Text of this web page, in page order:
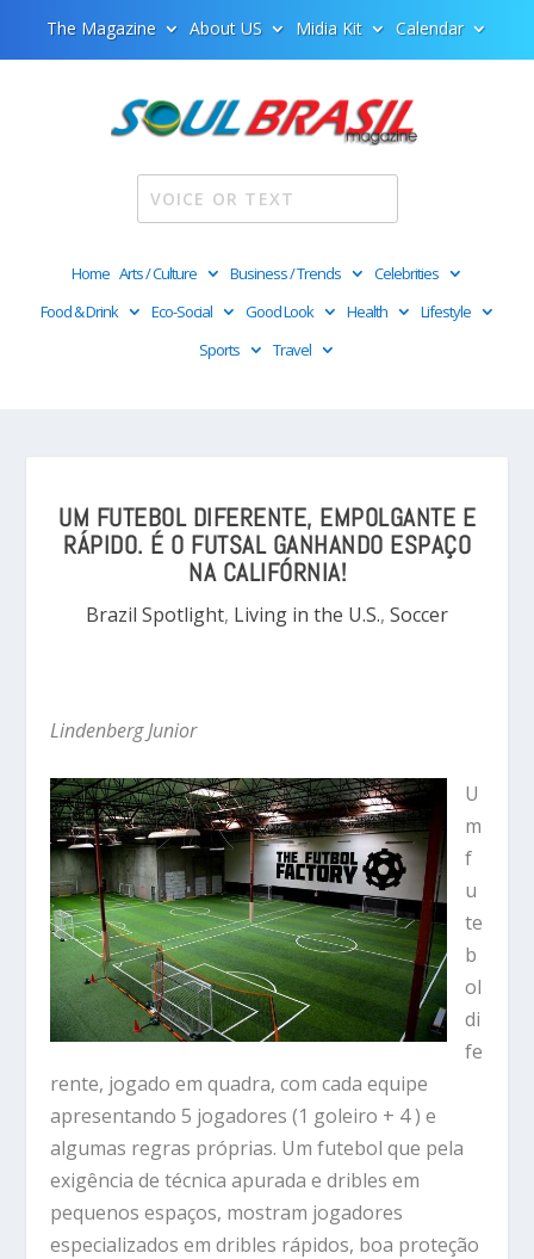
The Magazine About US Midia Kit Calendar
Home Arts / Culture Business / Trends
Celebrities
Food & Drink
Eco-Social Good Look Health
Lifestyle
Sports
Travel
UM FUTEBOL DIFERENTE, EMPOLGANTE E
RÁPIDO. É O FUTSAL GANHANDO ESPAÇO
NA CALIFÓRNIA!
Brazil Spotlight, Living in the U.S., Soccer
Lindenberg Junior
U
m
f
u
te
b
ol
di
fe
rente, jogado em quadra, com cada equipe
apresentando 5 jogadores (1 goleiro + 4 ) e
algumas regras próprias. Um futebol que pela
exigência de técnica apurada e dribles em
pequenos espaços, mostram jogadores
especializados em dribles rápidos, boa proteção